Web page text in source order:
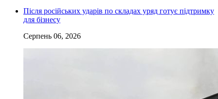
Після російських ударів по складах уряд готує підтримку
для бізнесу
Серпень 06, 2026